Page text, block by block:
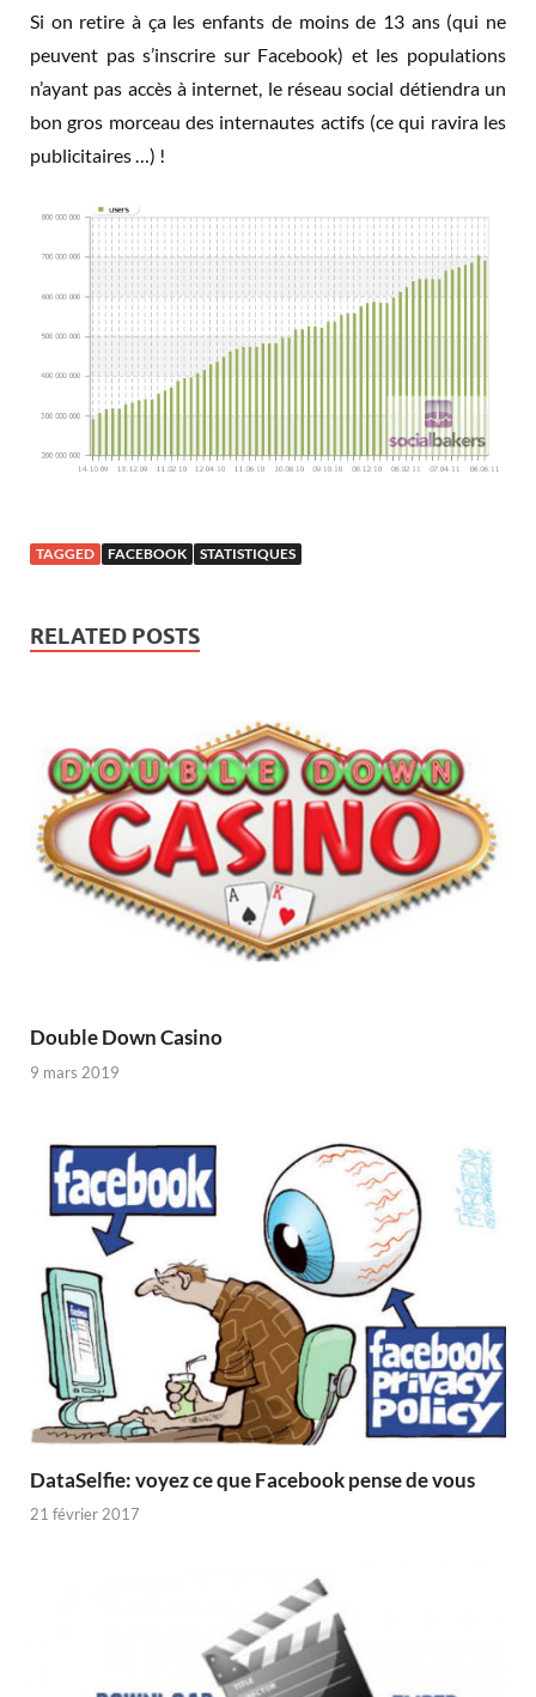
Si on retire à ça les enfants de moins de 13 ans (qui ne
peuvent pas s’inscrire sur Facebook) et les populations
n’ayant pas accès à internet, le réseau social détiendra un
bon gros morceau des internautes actifs (ce qui ravira les
publicitaires …) !
TAGGED FACEBOOK STATISTIQUES
RELATED POSTS
Double Down Casino
9 mars 2019
DataSelfie: voyez ce que Facebook pense de vous
21 février 2017